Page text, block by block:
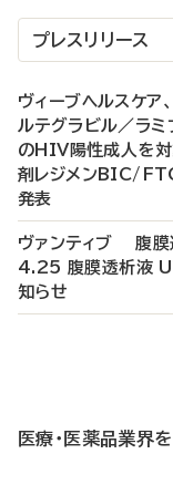
プレスリリース
ヴィーブヘルスケア
ルテグラビル／ラミ
のHIV陽性成人を対
剤レジメンBIC/
発表
ヴァンティブ 腹膜
4.25 腹膜透析液
知らせ
医療・医薬品業界